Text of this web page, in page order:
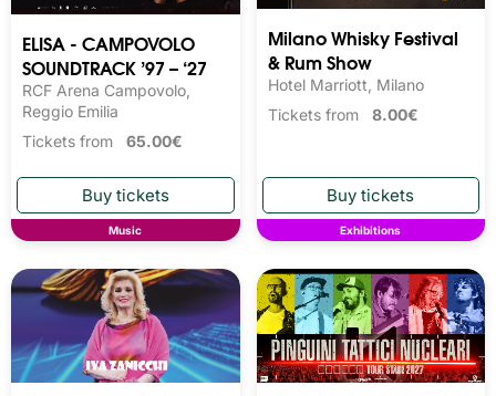
ELISA - CAMPOVOLO
SOUNDTRACK ’97 – ‘27
RCF Arena Campovolo,
Reggio Emilia
Tickets from 65.00€
Music
Milano Whisky Festival
& Rum Show
Hotel Marriott, Milano
Tickets from 8.00€
Exhibitions